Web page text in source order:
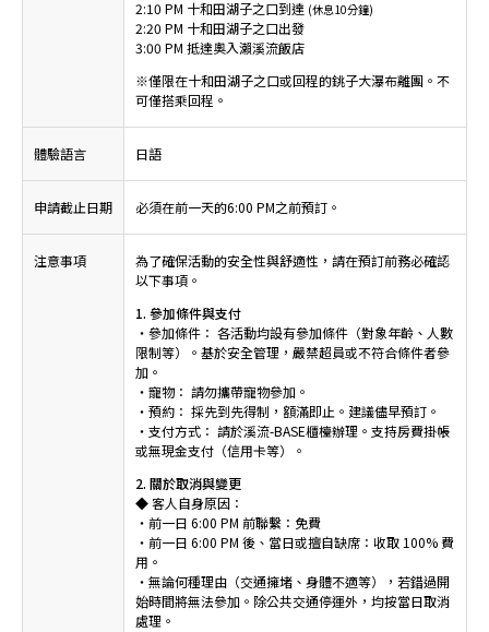
2:10 PM 十和田湖子之口到達 (休息10分鐘)
2:20 PM 十和田湖子之口出發
3:00 PM 抵達奧入瀨溪流飯店
※僅限在十和田湖子之口或回程的銚子大瀑布離團。不
可僅搭乘回程。
體驗語言 日語
申請截止日期 必須在前一天的6:00 PM之前預訂。
注意事項
為了確保活動的安全性與舒適性，請在預訂前務必確認
以下事項。
1. 參加條件與支付
・參加條件： 各活動均設有參加條件（對象年齡、人數
限制等）。基於安全管理，嚴禁超員或不符合條件者參
加。
・寵物： 請勿攜帶寵物參加。
・預約： 採先到先得制，額滿即止。建議儘早預訂。
・支付方式： 請於溪流-BASE櫃檯辦理。支持房費掛帳
或無現金支付（信用卡等）。
2. 關於取消與變更
◆ 客人自身原因：
・前一日 6:00 PM 前聯繫：免費
・前一日 6:00 PM 後、當日或擅自缺席：收取 100% 費
用。
・無論何種理由（交通擁堵、身體不適等），若錯過開
始時間將無法參加。除公共交通停運外，均按當日取消
處理。